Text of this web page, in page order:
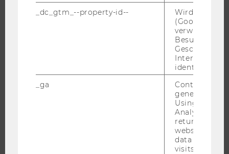
DOKTORAT / PHD
INTERNATIONALE UND INCOMING EXCHANGE STUDIERENDE
ANGEBOTE FÜR SCHULEN UND STUDIENINTERESSIERTE
_dc_gtm_--property-id--
Wird von
(Google Tag
verwendet,
Besucher
Geschlecht
Interessen zu
identifizieren.
_ga
Contains a
generated
Using this
Analytics can
returning
website and
data from
visits.